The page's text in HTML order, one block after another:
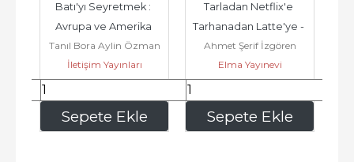
Sepete Ekle
Batı'yı Seyretmek :
Avrupa ve Amerika
Seyahatnameleri -
2022
Tanıl Bora Aylin Özman
Kadir Dede
İletişim Yayınları
229,40 Sepete Ekle
Tarladan Netflix'e
Tarhanadan Latte'ye -
Toprağın Hikâyesi -
2026
Ahmet Şerif İzgören
Elma Yayınevi
233,60